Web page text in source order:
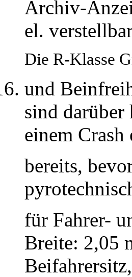
Archiv-
el.
Die R-Klasse
und
sind
einem
bereits,
für Fahrer-
Breite: 2,05
Beifahrersitz,